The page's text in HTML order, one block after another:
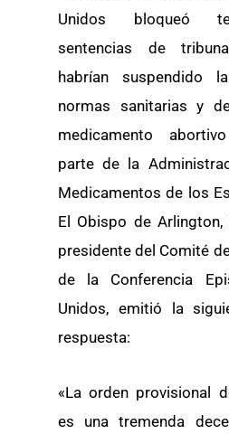
Unidos bloqueó
sentencias de
habrían suspendido
normas sanitarias y
medicamento
parte de la
Medicamentos de los
El Obispo de Arlington,
presidente del Comité
de la Conferencia
Unidos, emitió la
respuesta:
«La orden provisional
es una tremenda